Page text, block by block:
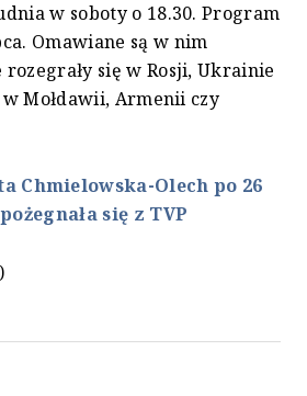
w soboty o 18.30. Program
Omawiane są w nim
się w Rosji, Ukrainie
Mołdawii, Armenii czy
Chmielowska-Olech po 26
się z TVP